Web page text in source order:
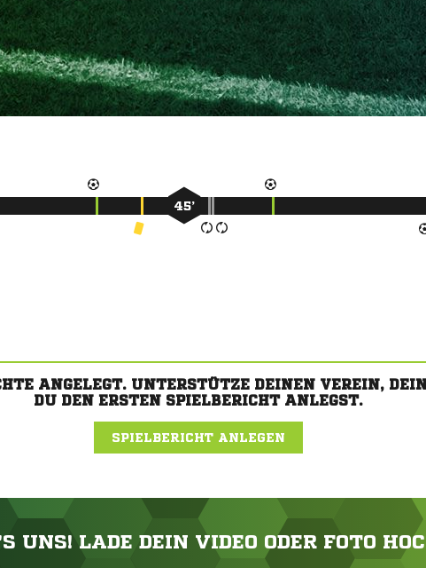
45’
ANGELEGT. UNTERSTÜTZE DEINEN VEREIN,
DU DEN ERSTEN SPIELBERICHT ANLEGST.
SPIELBERICHT ANLEGEN
UNS! LADE DEIN VIDEO ODER FOTO